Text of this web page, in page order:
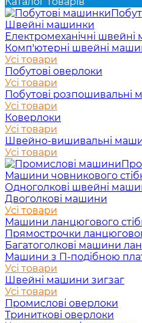
Швейні машинки
Електромеханічні
Комп'ютерні швейні
Усі товари
Побутові оверлоки
Усі товари
Побутові розпошивальні
Усі товари
Коверлоки
Усі товари
Швейно-вишивальні
Усі товари
Машини човникового
Одноголкові швейні
Двоголкові машини
Усі товари
Машини ланцюгового
Прямострочки
Багатоголкові машини
Машини з П-подібною
Усі товари
Швейні машини зигзаг
Усі товари
Промислові оверлоки
Триниткові оверлоки